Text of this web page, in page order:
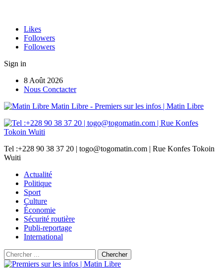
Likes
Followers
Followers
Sign in
8 Août 2026
Nous Conctacter
Matin Libre - Premiers sur les infos | Matin Libre
Tel :+228 90 38 37 20 | togo@togomatin.com | Rue Konfes Tokoin
Wuiti
Actualité
Politique
Sport
Culture
Économie
Sécurité routière
Publi-reportage
International